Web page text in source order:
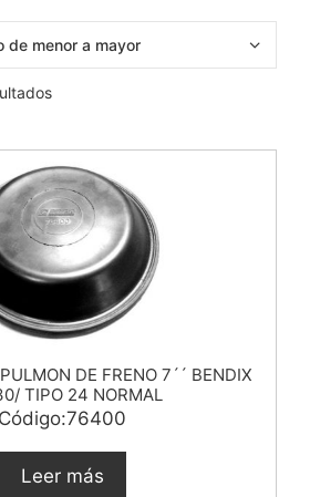
DE FRENO 7´´ BENDIX
TIPO 24 NORMAL
Código:76400
Leer más